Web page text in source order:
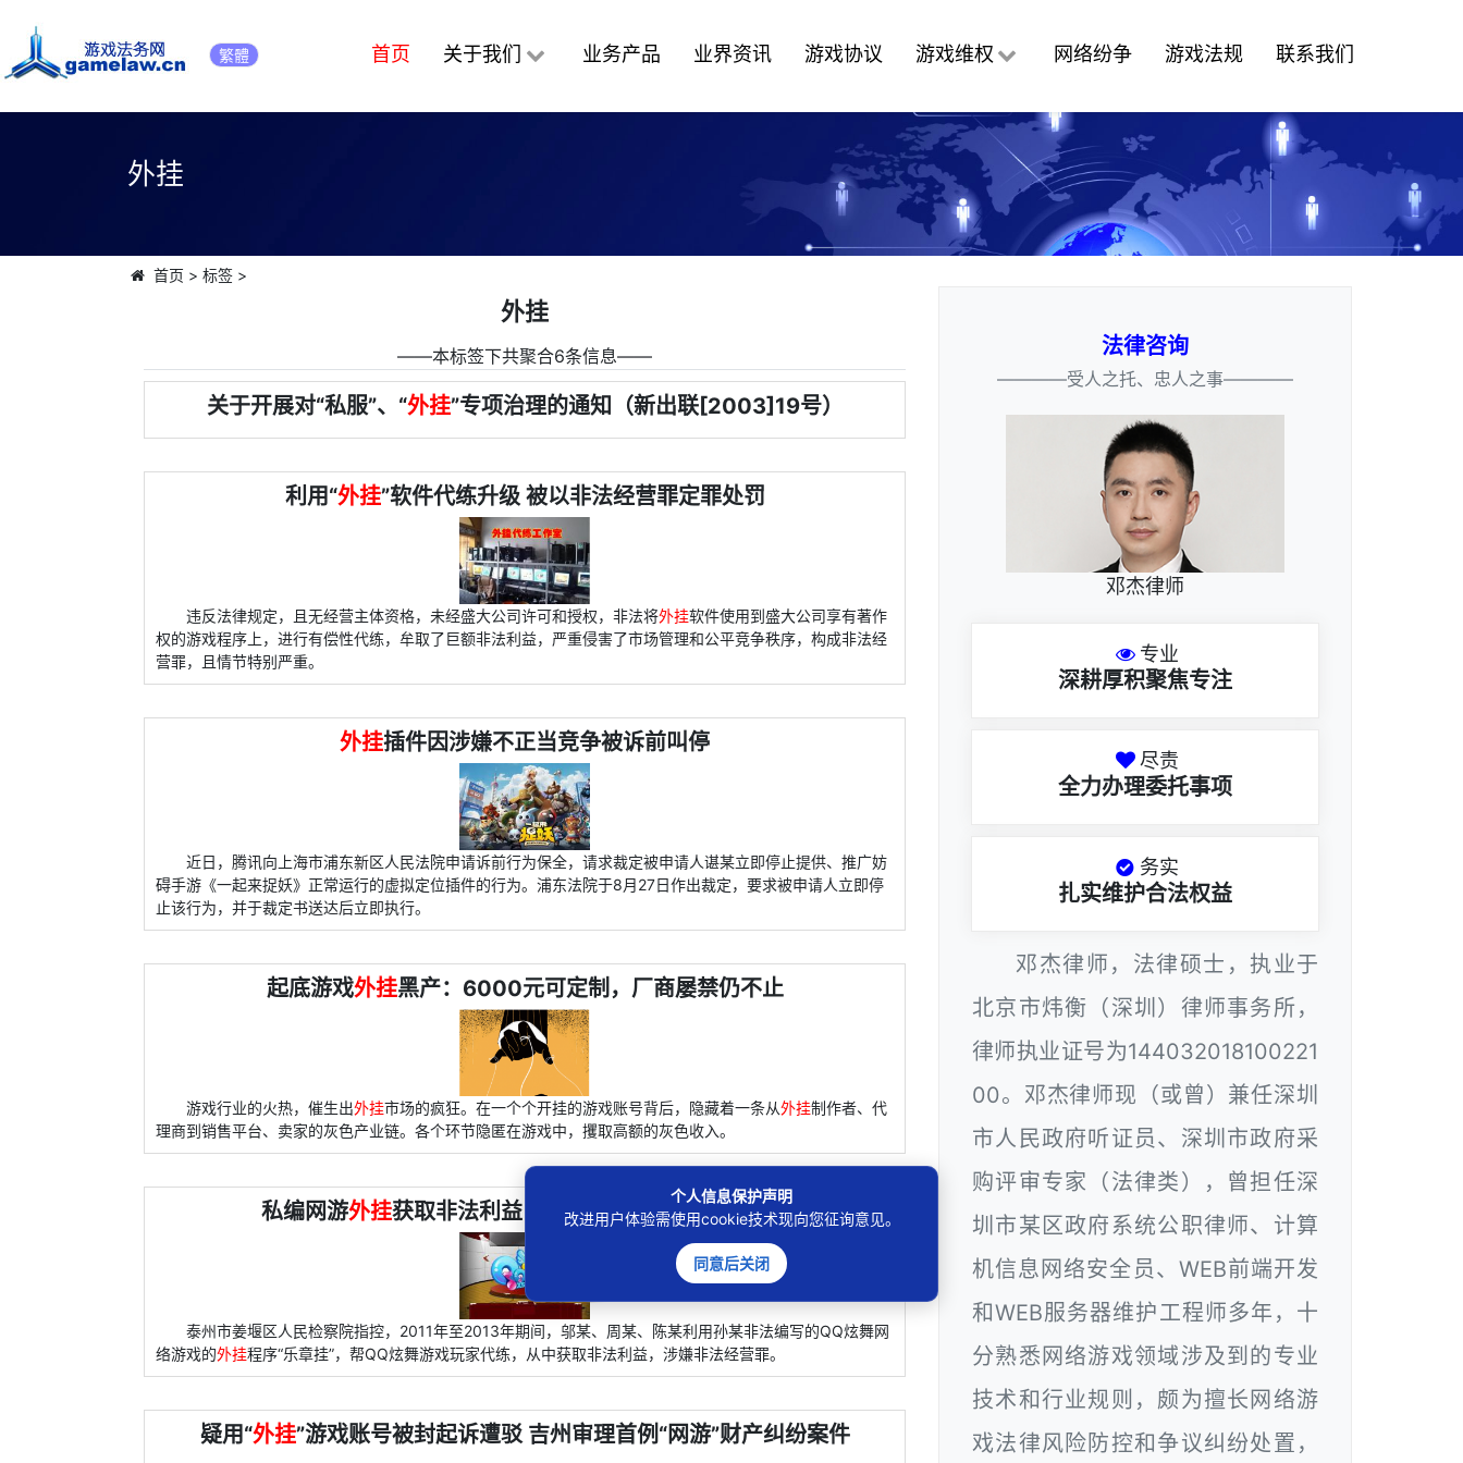
繁體 首页 关于我们 业务产品 业界资讯 游戏协议 游戏维权 网络纷争 游戏法规 联系我们
外挂
首页 > 标签>
外挂
――本标签下共聚合6条信息――
关于开展对“私服”、“外挂”专项治理的通知（新出联[2003]19号）
利用“外挂”软件代练升级 被以非法经营罪定罪处罚
违反法律规定，且无经营主体资格，未经盛大公司许可和授权，非法将外挂软件使用到盛大公司享有著作
权的游戏程序上，进行有偿性代练，牟取了巨额非法利益，严重侵害了市场管理和公平竞争秩序，构成非法经
营罪，且情节特别严重。
外挂插件因涉嫌不正当竞争被诉前叫停
近日，腾讯向上海市浦东新区人民法院申请诉前行为保全，请求裁定被申请人谌某立即停止提供、推广妨
碍手游《一起来捉妖》正常运行的虚拟定位插件的行为。浦东法院于8月27日作出裁定，要求被申请人立即停
止该行为，并于裁定书送达后立即执行。
起底游戏外挂黑产：6000元可定制，厂商屡禁仍不止
游戏行业的火热，催生出外挂市场的疯狂。在一个个开挂的游戏账号背后，隐藏着一条从外挂制作者、代
理商到销售平台、卖家的灰色产业链。各个环节隐匿在游戏中，攫取高额的灰色收入。
私编网游外挂获取非法利益 涉嫌非法经营罪挂出罪与罚
泰州市姜堰区人民检察院指控，2011年至2013年期间，邬某、周某、陈某利用孙某非法编写的QQ炫舞网
络游戏的外挂程序“乐章挂”，帮QQ炫舞游戏玩家代练，从中获取非法利益，涉嫌非法经营罪。
疑用“外挂”游戏账号被封起诉遭驳 吉州审理首例“网游”财产纠纷案件
法律咨询
————受人之托、忠人之事————
邓杰律师
专业
深耕厚积聚焦专注
尽责
全力办理委托事项
务实
扎实维护合法权益
邓杰律师，法律硕士，执业于
北京市炜衡（深圳）律师事务所，
律师执业证号为144032018100221
00。邓杰律师现（或曾）兼任深圳
市人民政府听证员、深圳市政府采
购评审专家（法律类），曾担任深
圳市某区政府系统公职律师、计算
机信息网络安全员、WEB前端开发
和WEB服务器维护工程师多年，十
分熟悉网络游戏领域涉及到的专业
技术和行业规则，颇为擅长网络游
戏法律风险防控和争议纠纷处置，
个人信息保护声明
改进用户体验需使用cookie技术现向您征询意见。
同意后关闭